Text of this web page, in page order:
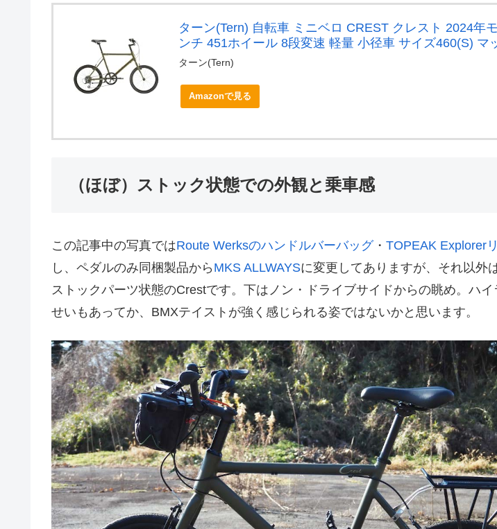
ターン(Tern) 自転車 ミニベロ CREST クレスト 2024年
ンチ 451ホイール 8段変速 軽量 小径車 サイズ460(S) マ
ターン(Tern)
Amazonで見る
（ほぼ）ストック状態での外観と乗車感
この記事中の写真ではRoute Werksのハンドルバーバッグ・ TOPEAK Explorer
し、ペダルのみ同梱製品から MKS ALLWAYSに変更してありますが、それ以外
ストックパーツ状態のCrestです。下はノン・ドライブサイドからの眺め。ハ
せいもあってか、BMXテイストが強く感じられる姿ではないかと思います。